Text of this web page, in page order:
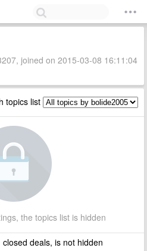
joined on 2015-03-08 16:11:04
topics list
the topics list is hidden
deals, is not hidden